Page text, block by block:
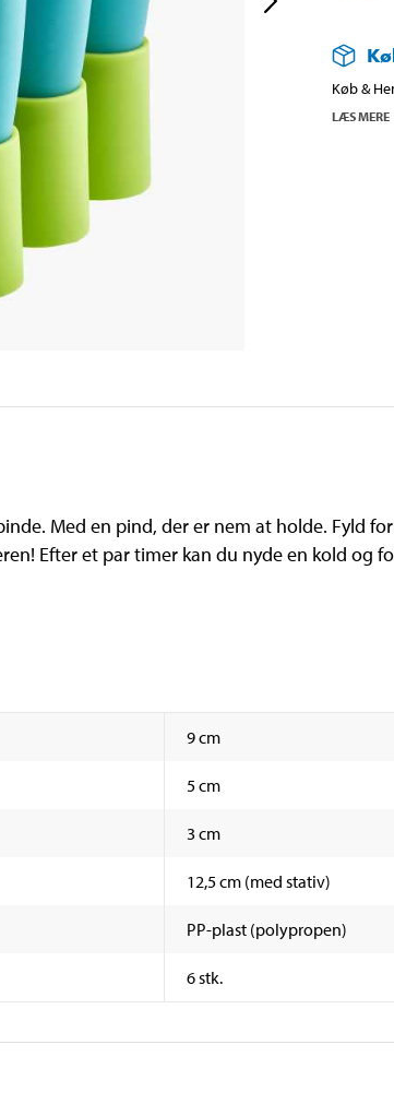
Køb &
LÆS MERE
Med en pind, der er nem at holde. Fyld
Efter et par timer kan du nyde en kold og
9 cm
5 cm
3 cm
12,5 cm (med stativ)
PP-plast (polypropen)
6 stk.